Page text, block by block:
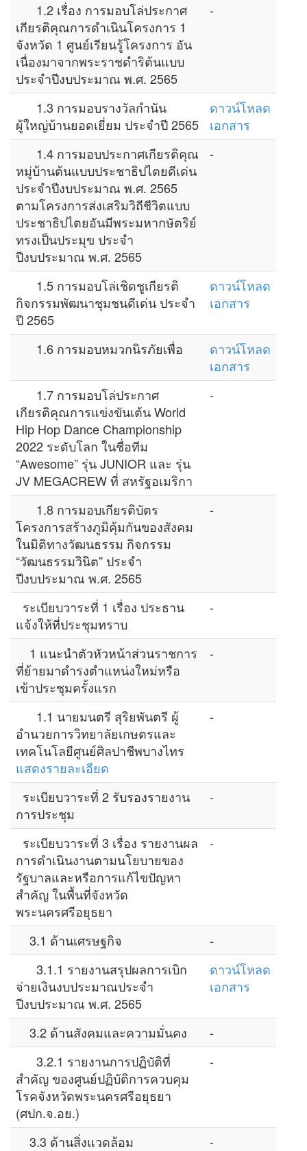
1.2 เรื่อง การมอบโล่ประกาศ
เกียรติคุณการดำเนินโครงการ 1
จังหวัด 1 ศูนย์เรียนรู้โครงการ อัน
เนื่องมาจากพระราชดำริต้นแบบ
ประจำปีงบประมาณ พ.ศ. 2565
-
1.3 การมอบรางวัลกำนัน
ผู้ใหญ่บ้านยอดเยี่ยม ประจำปี 2565
ดาวน์โหลด
เอกสาร
1.4 การมอบประกาศเกียรติคุณ
หมู่บ้านต้นแบบประชาธิปไตยดีเด่น
ประจำปีงบประมาณ พ.ศ. 2565
ตามโครงการส่งเสริมวิถีชีวิตแบบ
ประชาธิปไตยอันมีพระมหากษัตริย์
ทรงเป็นประมุข ประจำ
ปีงบประมาณ พ.ศ. 2565
-
1.5 การมอบโล่เชิดชูเกียรติ
กิจกรรมพัฒนาชุมชนดีเด่น ประจำ
ปี 2565
ดาวน์โหลด
เอกสาร
1.6 การมอบหมวกนิรภัยเพื่อ
ดาวน์โหลด
เอกสาร
1.7 การมอบโล่ประกาศ
เกียรติคุณการแข่งขันเต้น World
Hip Hop Dance Championship
2022 ระดับโลก ในชื่อทีม
“Awesome” รุ่น JUNIOR และ รุ่น
JV MEGACREW ที่ สหรัฐอเมริกา
-
1.8 การมอบเกียรติบัตร
โครงการสร้างภูมิคุ้มกันของสังคม
ในมิติทางวัฒนธรรม กิจกรรม
“วัฒนธรรมวินิต” ประจำ
ปีงบประมาณ พ.ศ. 2565
-
ระเบียบวาระที่ 1 เรื่อง ประธาน
แจ้งให้ที่ประชุมทราบ
-
1 แนะนำตัวหัวหน้าส่วนราชการ
ที่ย้ายมาดำรงตำแหน่งใหม่หรือ
เข้าประชุมครั้งแรก
-
1.1 นายมนตรี สุริยพันตรี ผู้
อำนวยการวิทยาลัยเกษตรและ
เทคโนโลยีศูนย์ศิลปาชีพบางไทร
แสดงรายละเอียด
-
ระเบียบวาระที่ 2 รับรองรายงาน
การประชุม
-
ระเบียบวาระที่ 3 เรื่อง รายงานผล
การดำเนินงานตามนโยบายของ
รัฐบาลและหรือการแก้ไขปัญหา
สำคัญ ในพื้นที่จังหวัด
พระนครศรีอยุธยา
-
3.1 ด้านเศรษฐกิจ
-
3.1.1 รายงานสรุปผลการเบิก
จ่ายเงินงบประมาณประจำ
ปีงบประมาณ พ.ศ. 2565
ดาวน์โหลด
เอกสาร
3.2 ด้านสังคมและความมั่นคง
-
3.2.1 รายงานการปฏิบัติที่
สำคัญ ของศูนย์ปฏิบัติการควบคุม
โรคจังหวัดพระนครศรีอยุธยา
(ศปก.จ.อย.)
-
3.3 ด้านสิ่งแวดล้อม -